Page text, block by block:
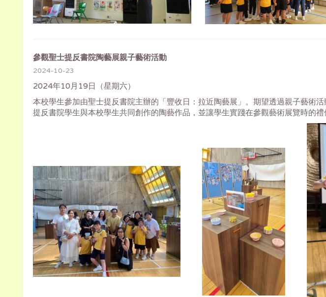
參觀聖士提反書院陶藝展親子藝術活動
2024-10-23
2024年10月19日（星期六）
本校學生參加由聖士提反書院主辦的「豐收日：拉近陶藝展」。期望透過親子藝術
提反書院學生與本校學生共同創作的陶藝作品，並讓學生實踐在參觀藝術展覽時的禮